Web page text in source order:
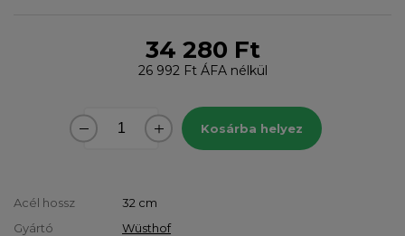
34 280 Ft
26 992 FtÁFA nélkül
Kosárba helyez
Acél hossz
32 cm
Gyártó
Wüsthof